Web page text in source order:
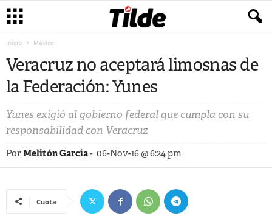
Inicio México
Veracruz no aceptará limosnas de
la Federación: Yunes
Yunes exigió al gobierno federal que cumpla con su
responsabilidad con Veracruz
PorMelitón García- 06-Nov-16 @ 6:24 pm
Cuota